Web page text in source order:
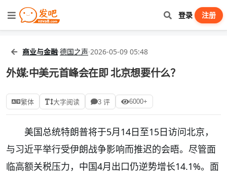
登录 注册
商业与金融·德国之声·2026-05-09 05:48
外媒:中美元首峰会在即 北京想要什么？
繁体 大字阅读 3 评 6000+
美国总统特朗普将于5月14日至15日访问北京，
与习近平举行受伊朗战争影响而推迟的会晤。尽管面
临高额关税压力，中国4月出口仍逆势增长14.1%。面